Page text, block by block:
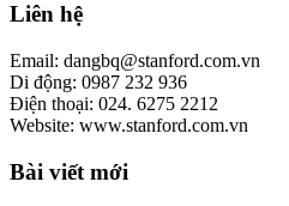
Liên hệ
Email: dangbq@stanford.com.vn
Di động: 0987 232 936
Điện thoại: 024. 6275 2212
Website: www.stanford.com.vn
Bài viết mới